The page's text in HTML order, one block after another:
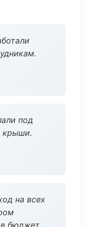
под
крыши.
на всех
бюджет.